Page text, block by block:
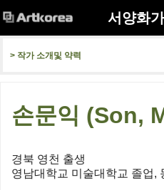
서양화
> 작가 소개및 약력
손문익 (Son,
경북 영천 출생
영남대학교 미술대학교 졸업,